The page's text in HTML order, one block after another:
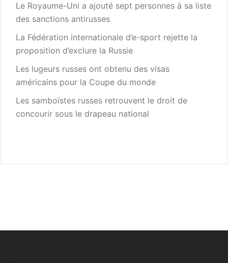
Le Royaume-Uni a ajouté sept personnes à sa liste
des sanctions antirusses
La Fédération internationale d’e-sport rejette la
proposition d’exclure la Russie
Les lugeurs russes ont obtenu des visas
américains pour la Coupe du monde
Les samboïstes russes retrouvent le droit de
concourir sous le drapeau national